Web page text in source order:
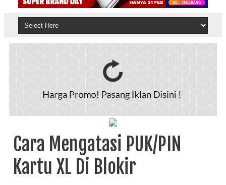
Cara Mengatasi PUK/PIN
Kartu XL Di Blokir